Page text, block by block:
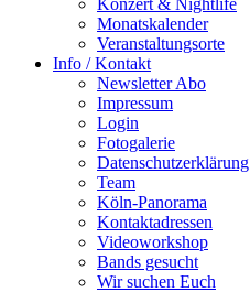
Konzert & Nightlife
Monatskalender
Veranstaltungsorte
Info / Kontakt
Newsletter Abo
Impressum
Login
Fotogalerie
Datenschutzerklärung
Team
Köln-Panorama
Kontaktadressen
Videoworkshop
Bands gesucht
Wir suchen Euch